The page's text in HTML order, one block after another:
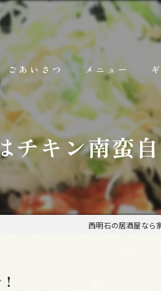
ごあいさつ メニュー
ランチ
お料理
お飲み物
チキン南蛮
西明石の居酒屋なら